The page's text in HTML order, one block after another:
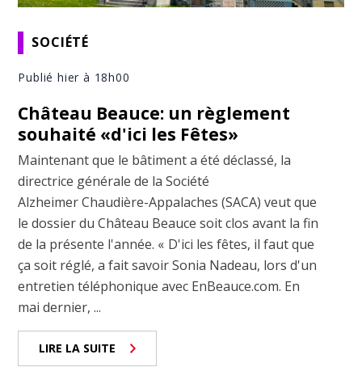
SOCIÉTÉ
Publié hier à 18h00
Château Beauce: un règlement
souhaité «d'ici les Fêtes»
Maintenant que le bâtiment a été déclassé, la
directrice générale de la Société
Alzheimer Chaudière-Appalaches (SACA) veut que
le dossier du Château Beauce soit clos avant la fin
de la présente l'année. « D'ici les fêtes, il faut que
ça soit réglé, a fait savoir Sonia Nadeau, lors d'un
entretien téléphonique avec EnBeauce.com. En
mai dernier, ...
LIRE LA SUITE